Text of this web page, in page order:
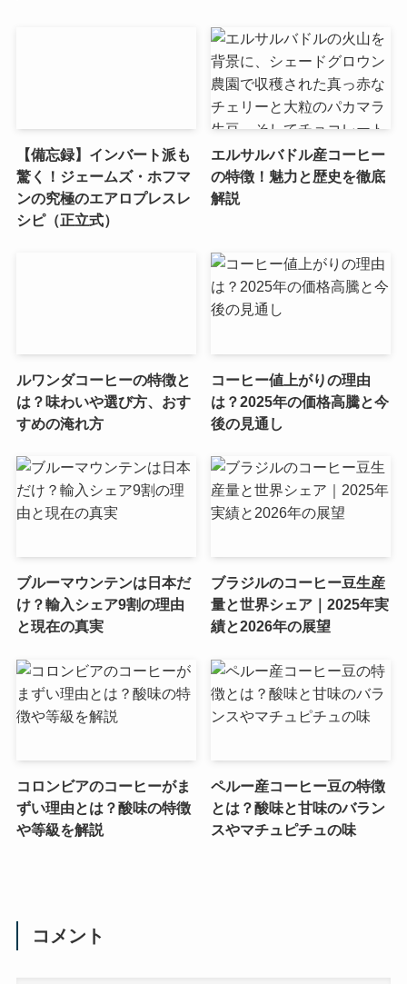
【備忘録】インバート派も
驚く！ジェームズ・ホフマ
ンの究極のエアロプレスレ
シピ（正立式）
エルサルバドル産コーヒー
の特徴！魅力と歴史を徹底
解説
ルワンダコーヒーの特徴と
は？味わいや選び方、おす
すめの淹れ方
コーヒー値上がりの理由
は？2025年の価格高騰と今
後の見通し
ブルーマウンテンは日本だ
け？輸入シェア9割の理由
と現在の真実
ブラジルのコーヒー豆生産
量と世界シェア｜2025年実
績と2026年の展望
コロンビアのコーヒーがま
ずい理由とは？酸味の特徴
や等級を解説
ペルー産コーヒー豆の特徴
とは？酸味と甘味のバラン
スやマチュピチュの味
コメント